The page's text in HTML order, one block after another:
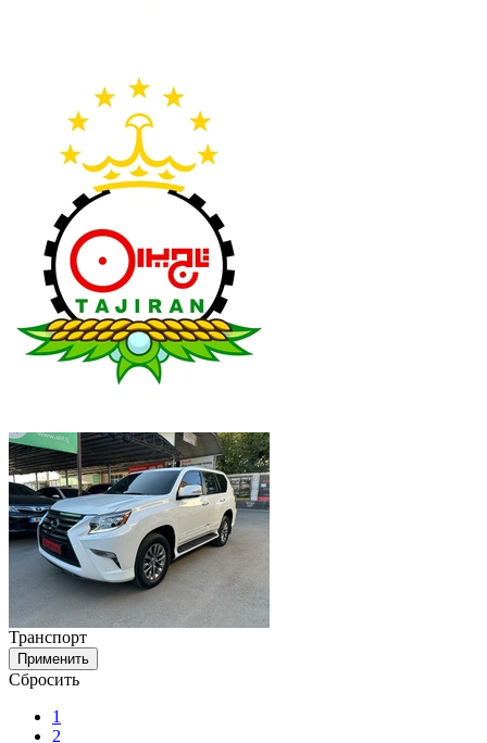
Транспорт
Применить
Сбросить
1
2